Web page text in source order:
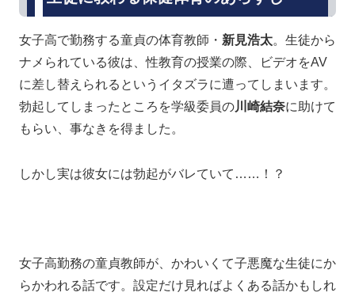
女子高で勤務する童貞の体育教師・ 新見浩太。生徒から
ナメられている彼は、性教育の授業の際、ビデオをAV
に差し替えられるというイタズラに遭ってしまいます。
勃起してしまったところを学級委員の川崎結奈に助けて
もらい、事なきを得ました。
しかし実は彼女には勃起がバレていて……！？
女子高勤務の童貞教師が、かわいくて子悪魔な生徒にか
らかわれる話です。設定だけ見ればよくある話かもしれ